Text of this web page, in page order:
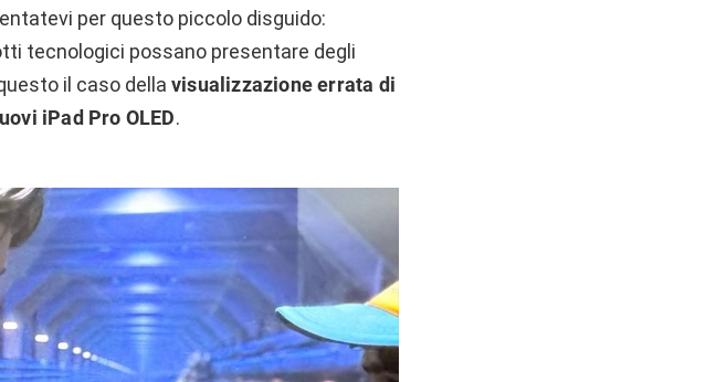
per questo piccolo disguido:
tecnologici possano presentare degli
il caso della visualizzazione errata di
iPad Pro OLED.